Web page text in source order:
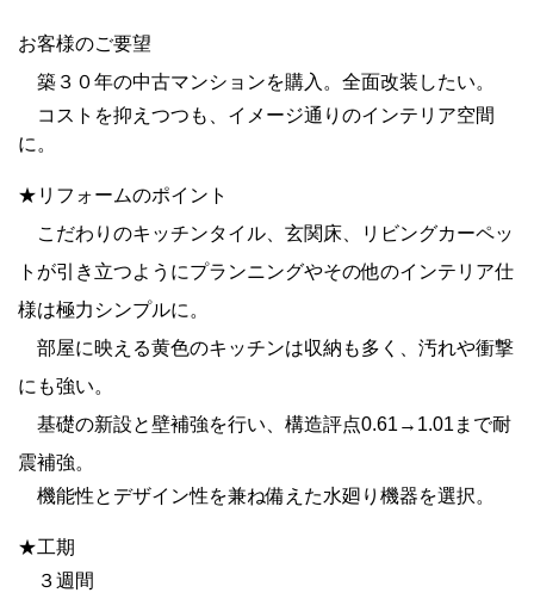
お客様のご要望
築３０年の中古マンションを購入。全面改装したい。
コストを抑えつつも、イメージ通りのインテリア空間
に。
★リフォームのポイント
こだわりのキッチンタイル、玄関床、リビングカーペッ
トが引き立つようにプランニングやその他のインテリア仕
様は極力シンプルに。
部屋に映える黄色のキッチンは収納も多く、汚れや衝撃
にも強い。
基礎の新設と壁補強を行い、構造評点0.61→1.01まで耐
震補強。
機能性とデザイン性を兼ね備えた水廻り機器を選択。
★工期
３週間